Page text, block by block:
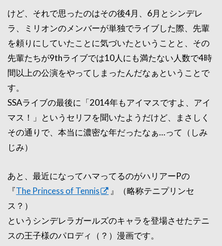
けど、それで思ったのはその後4月、6月とシンデレ
ラ、ミリオンのメンバーが単独でライブした際、先輩
を頼りにしていたことに気づいたということと、その
先輩たちが9thライブでは10人にも満たない人数で4時
間以上の公演をやってしまったんだなぁということで
す。
SSAライブの最後に「2014年もアイマスですよ、アイ
マス！」というセリフを聞いたようだけど、まさしく
その通りで、本当に濃密な年だったなぁ…って（しみ
じみ）
あと、最近になってハマってるのがハリアーPの
『The Princess of Tennis
』（略称テニプリンセ
ス？）
というシンデレラガールズのキャラを登場させたテニ
スの王子様のパロディ（？）漫画です。